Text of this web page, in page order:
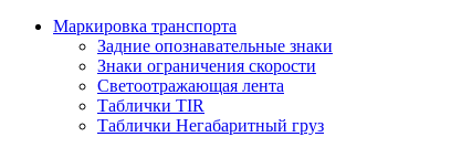
Маркировка транспорта
Задние опознавательные знаки
Знаки ограничения скорости
Светоотражающая лента
Таблички TIR
Таблички Негабаритный груз